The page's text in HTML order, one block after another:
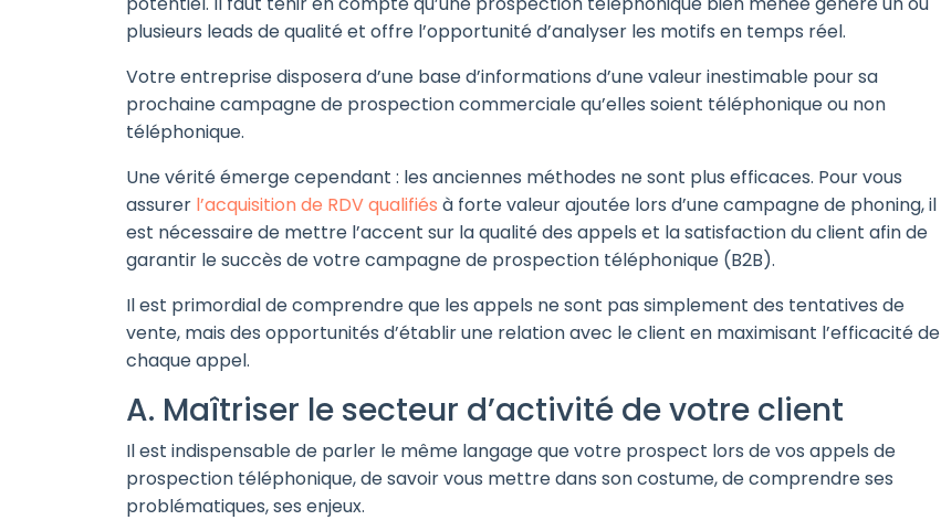
plusieurs leads de qualité et offre l’opportunité d’analyser les motifs en temps réel.
Votre entreprise disposera d’une base d’informations d’une valeur inestimable pour sa
prochaine campagne de prospection commerciale qu’elles soient téléphonique ou non
téléphonique.
Une vérité émerge cependant : les anciennes méthodes ne sont plus efficaces. Pour vous
assurer l’acquisition de RDV qualifiés à forte valeur ajoutée lors d’une campagne de phoning, il
est nécessaire de mettre l’accent sur la qualité des appels et la satisfaction du client afin de
garantir le succès de votre campagne de prospection téléphonique (B2B).
Il est primordial de comprendre que les appels ne sont pas simplement des tentatives de
vente, mais des opportunités d’établir une relation avec le client en maximisant l’efficacité de
chaque appel.
A. Maîtriser le secteur d’activité de votre client
Il est indispensable de parler le même langage que votre prospect lors de vos appels de
prospection téléphonique, de savoir vous mettre dans son costume, de comprendre ses
problématiques, ses enjeux.